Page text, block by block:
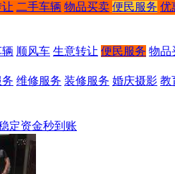
二手车辆 物品买卖 便民服务 优
顺风车 生意转让 便民服务 物品
维修服务 装修服务 婚庆摄影 教
定资金秒到账